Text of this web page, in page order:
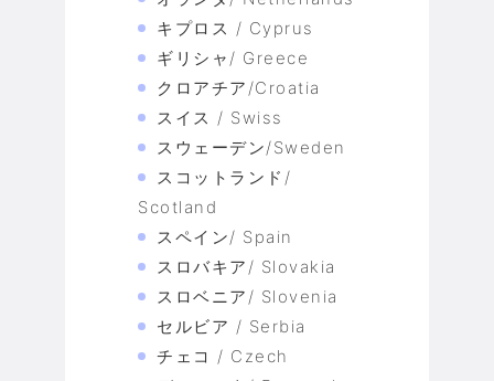
キプロス / Cyprus
ギリシャ/ Greece
クロアチア/Croatia
スイス / Swiss
スウェーデン/Sweden
スコットランド/
Scotland
スペイン/ Spain
スロバキア/ Slovakia
スロベニア/ Slovenia
セルビア / Serbia
チェコ / Czech